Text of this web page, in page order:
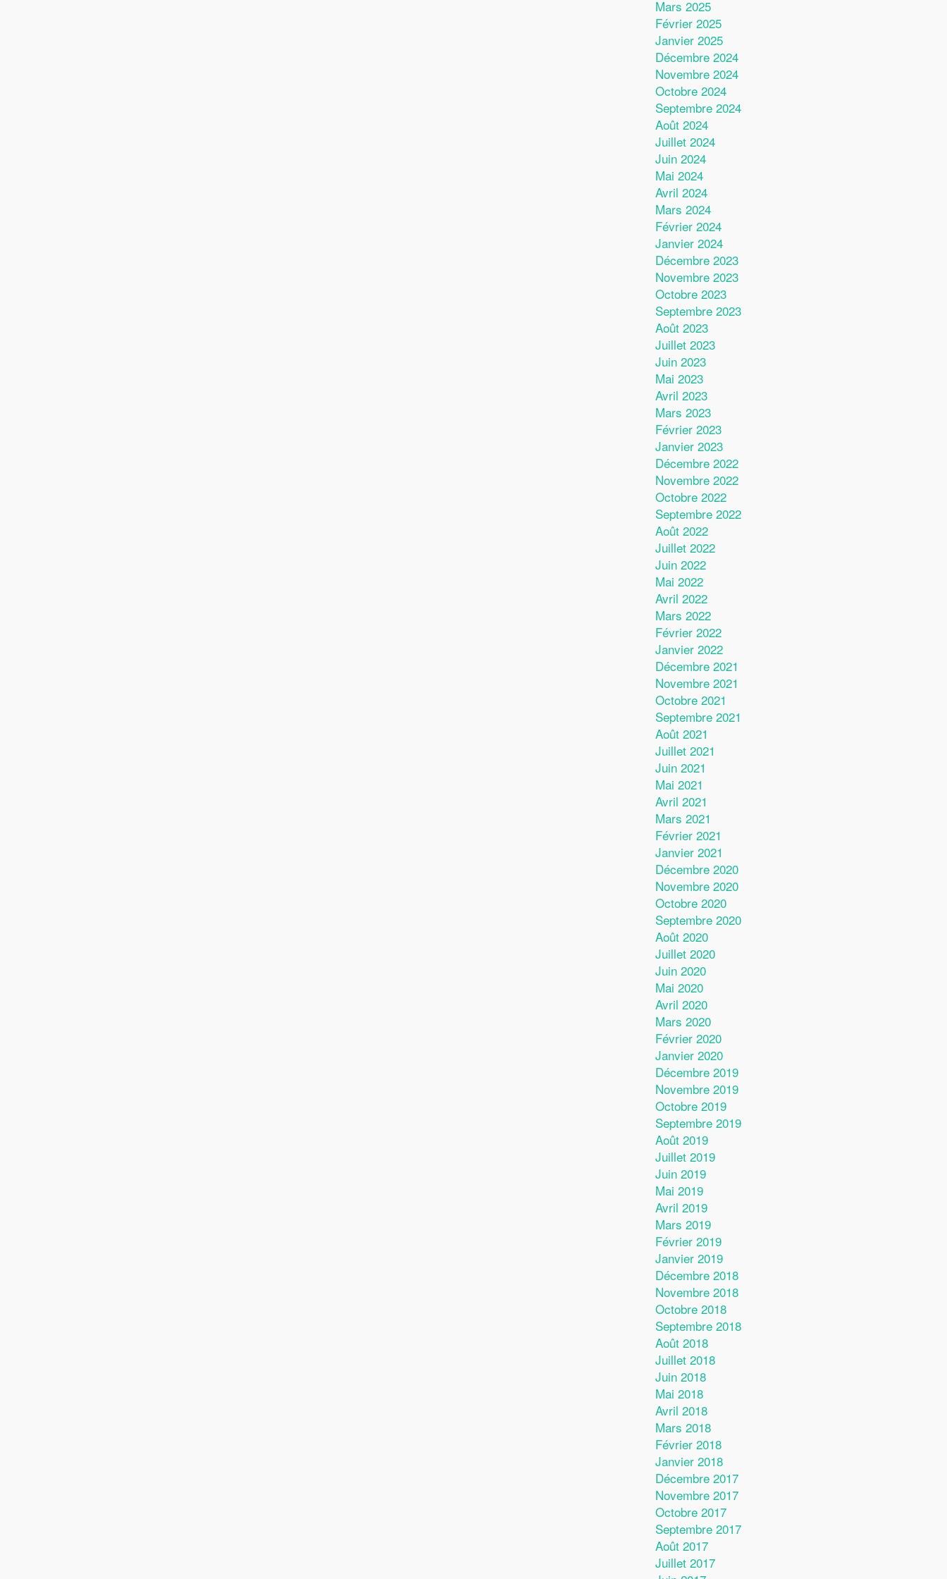
Mars 2025
Février 2025
Janvier 2025
Décembre 2024
Novembre 2024
Octobre 2024
Septembre 2024
Août 2024
Juillet 2024
Juin 2024
Mai 2024
Avril 2024
Mars 2024
Février 2024
Janvier 2024
Décembre 2023
Novembre 2023
Octobre 2023
Septembre 2023
Août 2023
Juillet 2023
Juin 2023
Mai 2023
Avril 2023
Mars 2023
Février 2023
Janvier 2023
Décembre 2022
Novembre 2022
Octobre 2022
Septembre 2022
Août 2022
Juillet 2022
Juin 2022
Mai 2022
Avril 2022
Mars 2022
Février 2022
Janvier 2022
Décembre 2021
Novembre 2021
Octobre 2021
Septembre 2021
Août 2021
Juillet 2021
Juin 2021
Mai 2021
Avril 2021
Mars 2021
Février 2021
Janvier 2021
Décembre 2020
Novembre 2020
Octobre 2020
Septembre 2020
Août 2020
Juillet 2020
Juin 2020
Mai 2020
Avril 2020
Mars 2020
Février 2020
Janvier 2020
Décembre 2019
Novembre 2019
Octobre 2019
Septembre 2019
Août 2019
Juillet 2019
Juin 2019
Mai 2019
Avril 2019
Mars 2019
Février 2019
Janvier 2019
Décembre 2018
Novembre 2018
Octobre 2018
Septembre 2018
Août 2018
Juillet 2018
Juin 2018
Mai 2018
Avril 2018
Mars 2018
Février 2018
Janvier 2018
Décembre 2017
Novembre 2017
Octobre 2017
Septembre 2017
Août 2017
Juillet 2017